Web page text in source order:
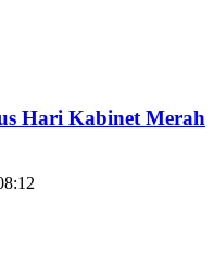
Hari Kabinet Merah